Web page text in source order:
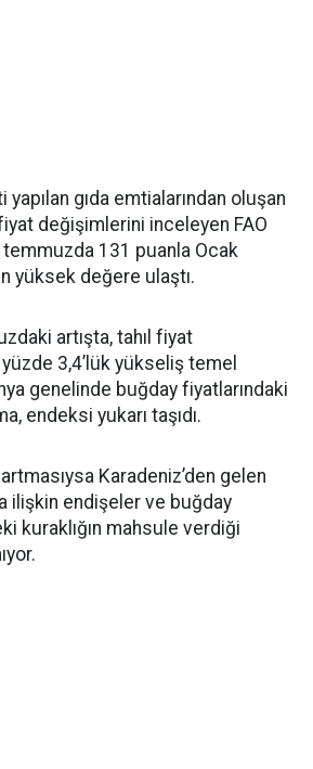
gıda emtialarından oluşan
değişimlerini inceleyen FAO
temmuzda 131 puanla Ocak
yüksek değere ulaştı.
artışta, tahıl fiyat
3,4’lük yükseliş temel
genelinde buğday fiyatlarındaki
endeksi yukarı taşıdı.
Karadeniz’den gelen
ilişkin endişeler ve buğday
kuraklığın mahsule verdiği